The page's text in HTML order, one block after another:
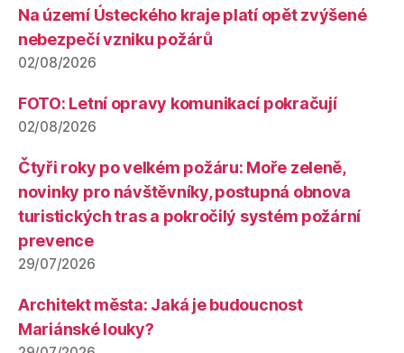
Na území Ústeckého kraje platí opět zvýšené
nebezpečí vzniku požárů
02/08/2026
FOTO: Letní opravy komunikací pokračují
02/08/2026
Čtyři roky po velkém požáru: Moře zeleně,
novinky pro návštěvníky, postupná obnova
turistických tras a pokročilý systém požární
prevence
29/07/2026
Architekt města: Jaká je budoucnost
Mariánské louky?